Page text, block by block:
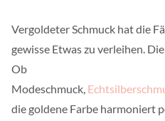
Vergoldeter Schmuck hat die
gewisse Etwas zu verleihen.
Ob
Modeschmuck,
die goldene Farbe harmoniert